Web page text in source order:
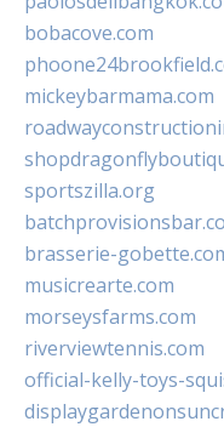
bobacove.com
mickeybarmama.com
sportszilla.org
brasserie-
musicrearte.com
morseysfarms.com
riverviewtennis.com
official-kelly-toys-